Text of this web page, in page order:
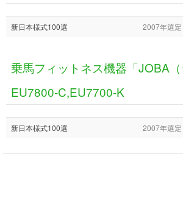
新日本様式100選 2007年選
乗馬フィットネス機器「JOBA（
EU7800-C,EU7700-K
新日本様式100選 2007年選